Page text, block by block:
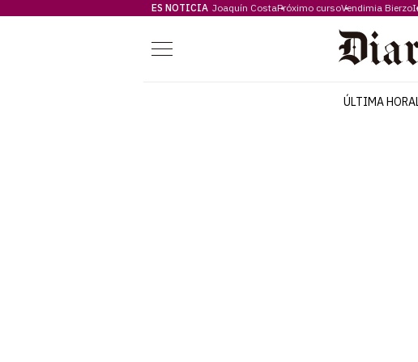
ES NOTICIA Joaquín CostaPróximo cursoVendimia Bierzo
Menú
ÚLTIMA HORA